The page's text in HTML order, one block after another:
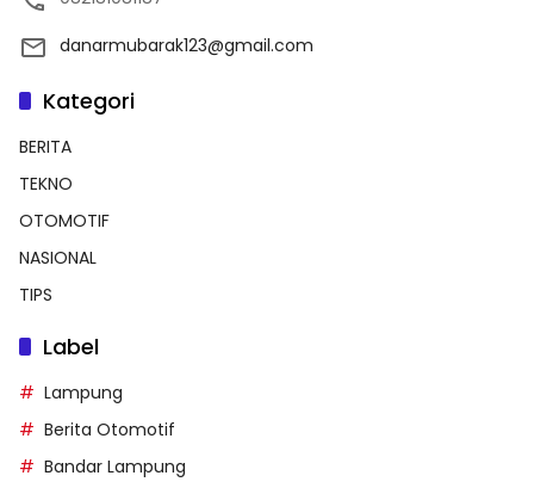
danarmubarak123@gmail.com
Kategori
BERITA
TEKNO
OTOMOTIF
NASIONAL
TIPS
Label
Lampung
Berita Otomotif
Bandar Lampung